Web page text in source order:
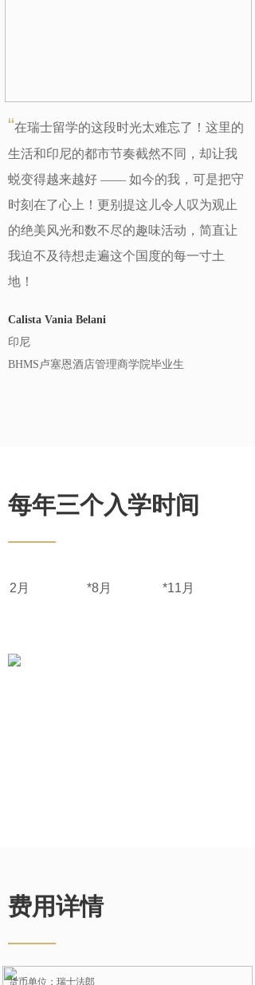
“在瑞士留学的这段时光太难忘了！这里的
生活和印尼的都市节奏截然不同，却让我
蜕变得越来越好 —— 如今的我，可是把守
时刻在了心上！更别提这儿令人叹为观止
的绝美风光和数不尽的趣味活动，简直让
我迫不及待想走遍这个国度的每一寸土
地！
Calista Vania Belani
印尼
BHMS卢塞恩酒店管理商学院毕业生
2月 *8月 *11月
每年三个入学时间
——
货币单位：瑞士法郎
费用详情
——